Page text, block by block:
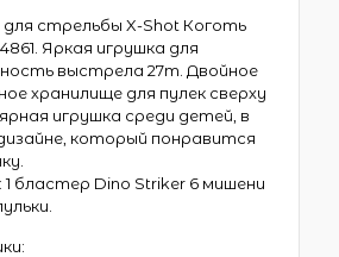
стрельбы X-Shot Коготь
Яркая игрушка для
выстрела 27m. Двойное
хранилище для пулек сверху
игрушка среди детей, в
который понравится
бластер Dino Striker 6 мишени